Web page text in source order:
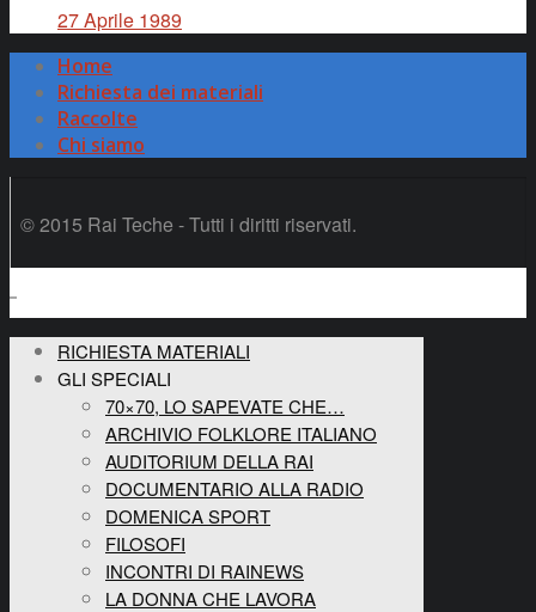
27 Aprile 1989
Home
Richiesta dei materiali
Raccolte
Chi siamo
© 2015 Rai Teche - Tutti i diritti riservati.
RICHIESTA MATERIALI
GLI SPECIALI
70×70, LO SAPEVATE CHE…
ARCHIVIO FOLKLORE ITALIANO
AUDITORIUM DELLA RAI
DOCUMENTARIO ALLA RADIO
DOMENICA SPORT
FILOSOFI
INCONTRI DI RAINEWS
LA DONNA CHE LAVORA